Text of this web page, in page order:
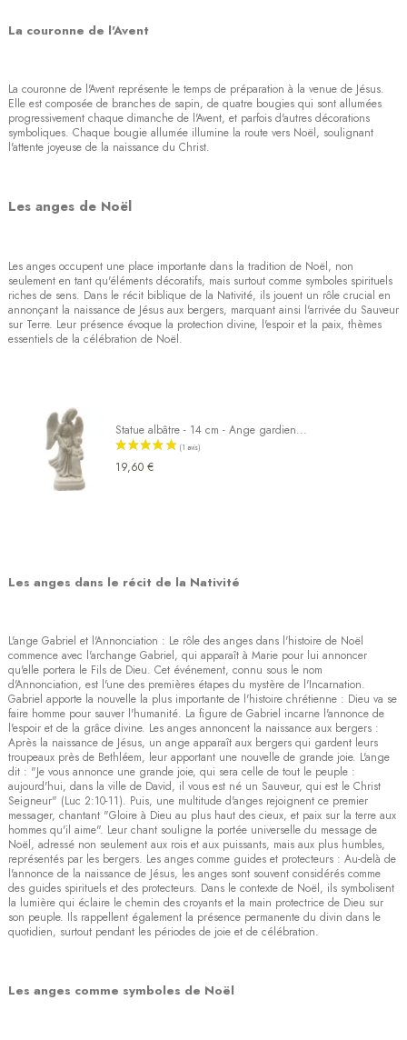
(2 avis)
La couronne de l'Avent
La couronne de l'Avent représente le temps de préparation à la venue de Jésus.
Elle est composée de branches de sapin, de quatre bougies qui sont allumées
progressivement chaque dimanche de l'Avent, et parfois d'autres décorations
symboliques. Chaque bougie allumée illumine la route vers Noël, soulignant
l'attente joyeuse de la naissance du Christ.
Les anges de Noël
Les anges occupent une place importante dans la tradition de Noël, non
seulement en tant qu'éléments décoratifs, mais surtout comme symboles spirituels
riches de sens. Dans le récit biblique de la Nativité, ils jouent un rôle crucial en
annonçant la naissance de Jésus aux bergers, marquant ainsi l'arrivée du Sauveur
sur Terre. Leur présence évoque la protection divine, l'espoir et la paix, thèmes
essentiels de la célébration de Noël.
Statue albâtre - 14 cm - Ange gardien...
19,60 €
Les anges dans le récit de la Nativité
L'ange Gabriel et l'Annonciation : Le rôle des anges dans l'histoire de Noël
commence avec l'archange Gabriel, qui apparaît à Marie pour lui annoncer
qu'elle portera le Fils de Dieu. Cet événement, connu sous le nom
d'Annonciation, est l'une des premières étapes du mystère de l'Incarnation.
Gabriel apporte la nouvelle la plus importante de l'histoire chrétienne : Dieu va se
faire homme pour sauver l'humanité. La figure de Gabriel incarne l'annonce de
l'espoir et de la grâce divine. Les anges annoncent la naissance aux bergers :
Après la naissance de Jésus, un ange apparaît aux bergers qui gardent leurs
troupeaux près de Bethléem, leur apportant une nouvelle de grande joie. L'ange
dit : "Je vous annonce une grande joie, qui sera celle de tout le peuple :
aujourd'hui, dans la ville de David, il vous est né un Sauveur, qui est le Christ
Seigneur" (Luc 2:10-11). Puis, une multitude d'anges rejoignent ce premier
messager, chantant "Gloire à Dieu au plus haut des cieux, et paix sur la terre aux
hommes qu'il aime". Leur chant souligne la portée universelle du message de
Noël, adressé non seulement aux rois et aux puissants, mais aux plus humbles,
représentés par les bergers. Les anges comme guides et protecteurs : Au-delà de
l'annonce de la naissance de Jésus, les anges sont souvent considérés comme
des guides spirituels et des protecteurs. Dans le contexte de Noël, ils symbolisent
la lumière qui éclaire le chemin des croyants et la main protectrice de Dieu sur
son peuple. Ils rappellent également la présence permanente du divin dans le
quotidien, surtout pendant les périodes de joie et de célébration.
Les anges comme symboles de Noël